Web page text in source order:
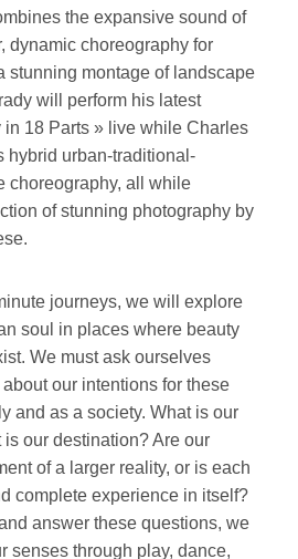
the expansive sound of
dynamic choreography for
stunning montage of landscape
will perform his latest
18 Parts » live while Charles
hybrid urban-traditional-
choreography, all while
of stunning photography by
journeys, we will explore
soul in places where beauty
We must ask ourselves
our intentions for these
and as a society. What is our
our destination? Are our
of a larger reality, or is each
complete experience in itself?
answer these questions, we
senses through play, dance,